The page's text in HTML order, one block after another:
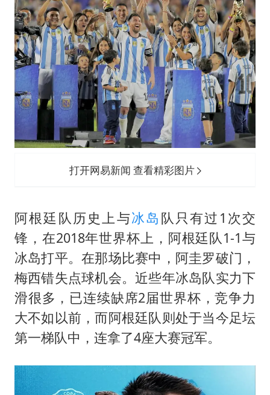
打开网易新闻 查看精彩图片
阿根廷队历史上与冰岛 队只有过1次交
锋，在2018年世界杯上，阿根廷队1-1与
冰岛打平。在那场比赛中，阿圭罗破门，
梅西错失点球机会。近些年冰岛队实力下
滑很多，已连续缺席2届世界杯，竞争力
大不如以前，而阿根廷队则处于当今足坛
第一梯队中，连拿了4座大赛冠军。